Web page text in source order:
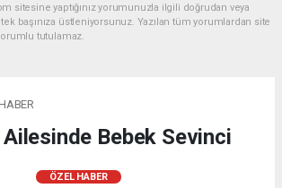
sitesine yaptığınız yorumunuzla ilgili doğrudan veya
başınıza üstleniyorsunuz. Yazılan tüm yorumlardan site
tutulamaz.
Bebek Sevinci
ÖZEL HABER